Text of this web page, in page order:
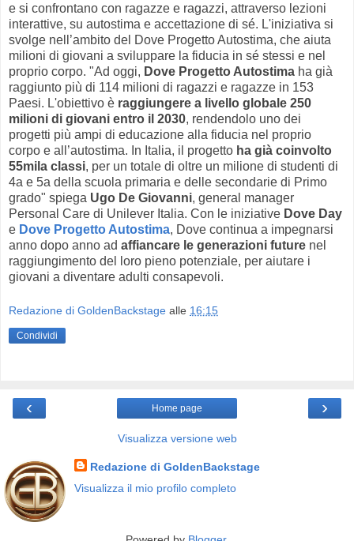
e si confrontano con ragazze e ragazzi, attraverso lezioni
interattive, su autostima e accettazione di sé. L'iniziativa si
svolge nell’ambito del Dove Progetto Autostima, che aiuta
milioni di giovani a sviluppare la fiducia in sé stessi e nel
proprio corpo. "Ad oggi, Dove Progetto Autostima ha già
raggiunto più di 114 milioni di ragazzi e ragazze in 153
Paesi. L'obiettivo è raggiungere a livello globale 250
milioni di giovani entro il 2030, rendendolo uno dei
progetti più ampi di educazione alla fiducia nel proprio
corpo e all’autostima. In Italia, il progetto ha già coinvolto
55mila classi, per un totale di oltre un milione di studenti di
4a e 5a della scuola primaria e delle secondarie di Primo
grado" spiega Ugo De Giovanni, general manager
Personal Care di Unilever Italia. Con le iniziative Dove Day
e Dove Progetto Autostima, Dove continua a impegnarsi
anno dopo anno ad affiancare le generazioni future nel
raggiungimento del loro pieno potenziale, per aiutare i
giovani a diventare adulti consapevoli.
Redazione di GoldenBackstage alle 16:15
Condividi
‹ ›
Home page
Visualizza versione web
Redazione di GoldenBackstage
Visualizza il mio profilo completo